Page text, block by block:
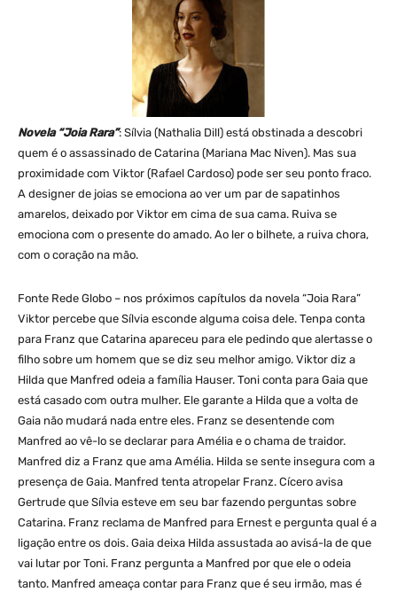
Novela “Joia Rara”: Sílvia (Nathalia Dill) está obstinada a descobri
quem é o assassinado de Catarina (Mariana Mac Niven). Mas sua
proximidade com Viktor (Rafael Cardoso) pode ser seu ponto fraco.
A designer de joias se emociona ao ver um par de sapatinhos
amarelos, deixado por Viktor em cima de sua cama. Ruiva se
emociona com o presente do amado. Ao ler o bilhete, a ruiva chora,
com o coração na mão.
Fonte Rede Globo – nos próximos capítulos da novela “Joia Rara”
Viktor percebe que Sílvia esconde alguma coisa dele. Tenpa conta
para Franz que Catarina apareceu para ele pedindo que alertasse o
filho sobre um homem que se diz seu melhor amigo. Viktor diz a
Hilda que Manfred odeia a família Hauser. Toni conta para Gaia que
está casado com outra mulher. Ele garante a Hilda que a volta de
Gaia não mudará nada entre eles. Franz se desentende com
Manfred ao vê-lo se declarar para Amélia e o chama de traidor.
Manfred diz a Franz que ama Amélia. Hilda se sente insegura com a
presença de Gaia. Manfred tenta atropelar Franz. Cícero avisa
Gertrude que Sílvia esteve em seu bar fazendo perguntas sobre
Catarina. Franz reclama de Manfred para Ernest e pergunta qual é a
ligação entre os dois. Gaia deixa Hilda assustada ao avisá-la de que
vai lutar por Toni. Franz pergunta a Manfred por que ele o odeia
tanto. Manfred ameaça contar para Franz que é seu irmão, mas é